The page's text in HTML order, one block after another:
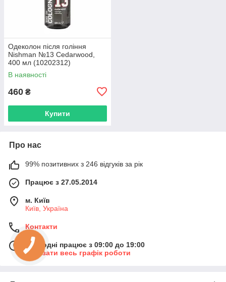
Одеколон після гоління
Nishman №13 Cedarwood,
400 мл (10202312)
В наявності
460 ₴
Купити
Про нас
99% позитивних з 246 відгуків за рік
Працює з 27.05.2014
м. Київ
Київ, Україна
Контакти
Сьогодні працює з 09:00 до 19:00
Показати весь графік роботи